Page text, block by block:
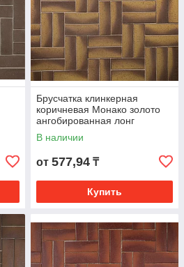
Брусчатка клинкерная
коричневая Монако золото
ангобированная лонг
В наличии
от 577,94 ₸
Купить